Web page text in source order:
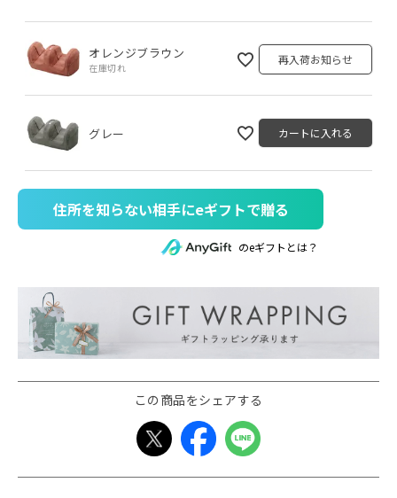
オレンジブラウン
在庫切れ
再入荷お知らせ
グレー カートに入れる
住所を知らない相手にeギフトで贈る
のeギフトとは？
この商品をシェアする